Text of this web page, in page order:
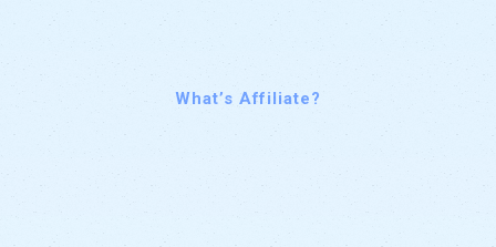
What’s Affiliate?